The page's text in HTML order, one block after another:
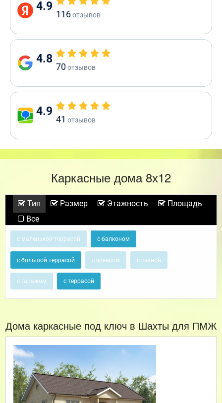
4.9
116отзывов
4.8
70отзывов
4.9
41 отзывов
Каркасные дома 8х12
Тип Размер Этажность
Площадь
Все
с маленькой террасой с балконом
с большой террасой с эркером с сауной
с гаражом с террасой
Дома каркасные под ключ в Шахты для ПМЖ